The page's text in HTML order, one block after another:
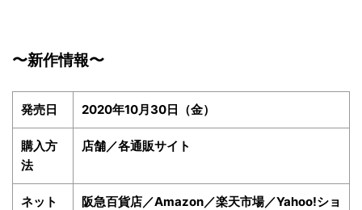
〜新作情報〜
発売日 2020年10月30日（金）
購入方
法
店舗／各通販サイト
ネット
阪急百貨店／Amazon／楽天市場／Yahoo!ショ